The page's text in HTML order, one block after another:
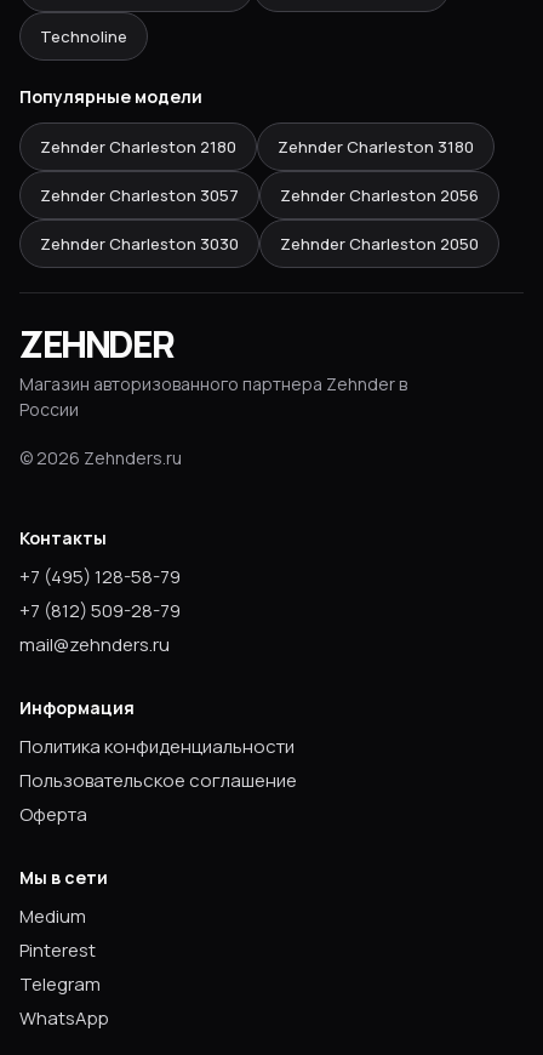
Technoline
Популярные модели
Zehnder Charleston 2180 Zehnder Charleston 3180
Zehnder Charleston 3057 Zehnder Charleston 2056
Zehnder Charleston 3030 Zehnder Charleston 2050
ZEHNDER
Магазин авторизованного партнера Zehnder в
России
© 2026 Zehnders.ru
Контакты
+7 (495) 128-58-79
+7 (812) 509-28-79
mail@zehnders.ru
Информация
Политика конфиденциальности
Пользовательское соглашение
Оферта
Мы в сети
Medium
Pinterest
Telegram
WhatsApp